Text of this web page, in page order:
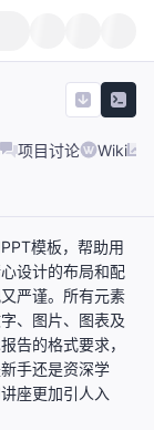
项目讨论 Wiki
模板，帮助用
设计的布局和配
严谨。所有元素
、图片、图表及
告的格式要求，
手还是资深学
座更加引人入